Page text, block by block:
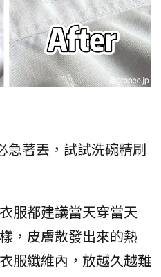
急著丟，試試洗碗精刷
服都建議當天穿當天
，皮膚散發出來的熱
服纖維內，放越久越難